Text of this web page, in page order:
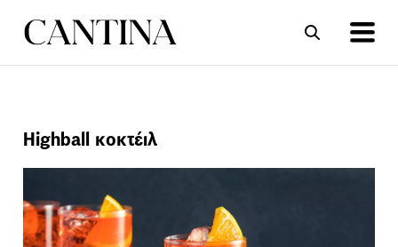
ΣΥΝΤΑΓΕΣ
Highball κοκτέιλ